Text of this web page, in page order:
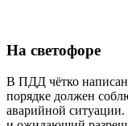
На светофоре
В ПДД чётко
порядке должен
аварийной